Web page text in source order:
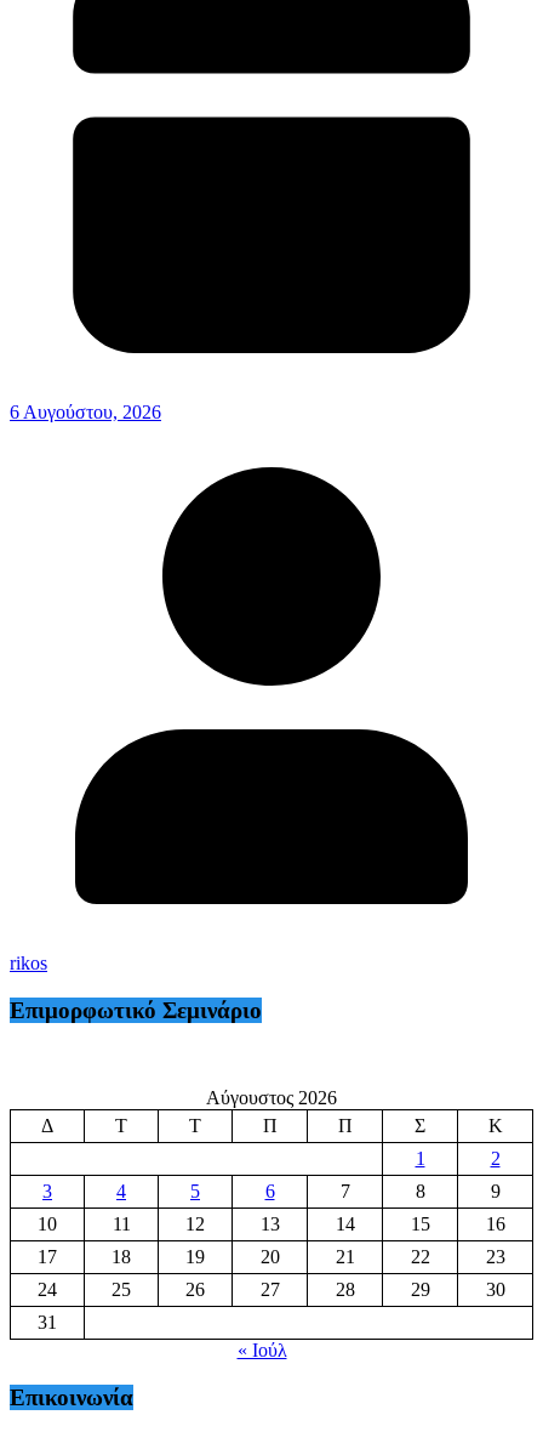
6 Αυγούστου, 2026
rikos
Επιμορφωτικό Σεμινάριο
Αύγουστος 2026
Δ
Τ Τ Π Π Σ
Κ
1
2
3
4 5 6 7 8
9
10
11 12 13 14 15
16
17
18 19 20 21 22
23
24
25 26 27 28 29
30
31
« Ιούλ
Επικοινωνία